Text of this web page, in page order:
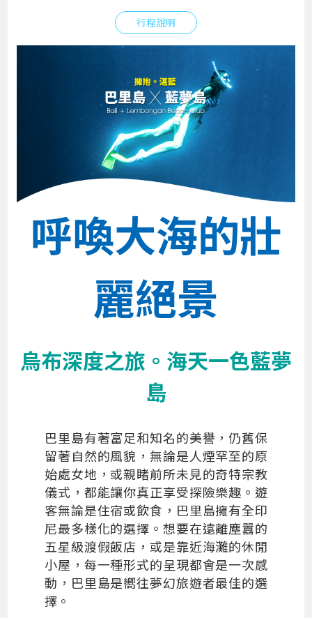
行程說明
呼喚大海的壯
麗絕景
烏布深度之旅。海天一色藍夢
島
巴里島有著富足和知名的美譽，仍舊保
留著自然的風貌，無論是人煙罕至的原
始處女地，或親睹前所未見的奇特宗教
儀式，都能讓你真正享受探險樂趣。遊
客無論是住宿或飲食，巴里島擁有全印
尼最多樣化的選擇。想要在遠離塵囂的
五星級渡假飯店，或是靠近海灘的休閒
小屋，每一種形式的呈現都會是一次感
動，巴里島是嚮往夢幻旅遊者最佳的選
擇。